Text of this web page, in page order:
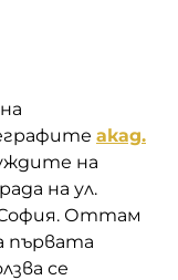
акад.
на
на ул.
София. Оттам
първата
се